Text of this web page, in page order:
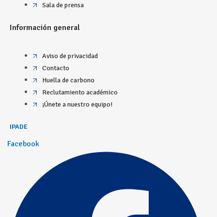
Sala de prensa
Información general
Aviso de privacidad
Contacto
Huella de carbono
Reclutamiento académico
¡Únete a nuestro equipo!
IPADE
Facebook